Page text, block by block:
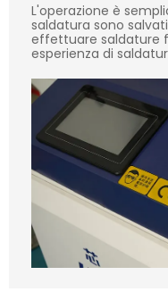
L'operazione è
saldatura sono
effettuare saldature
esperienza di